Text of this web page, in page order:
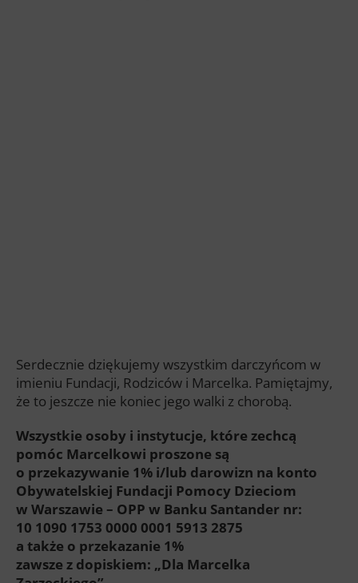
Serdecznie dziękujemy wszystkim darczyńcom w
imieniu Fundacji, Rodziców i Marcelka. Pamiętajmy,
że to jeszcze nie koniec jego walki z chorobą.
Wszystkie osoby i instytucje, które zechcą
pomóc Marcelkowi proszone są
o przekazywanie 1% i/lub darowizn na konto
Obywatelskiej Fundacji Pomocy Dzieciom
w Warszawie – OPP w Banku Santander nr:
10 1090 1753 0000 0001 5913 2875
a także o przekazanie 1%
zawsze z dopiskiem: „Dla Marcelka